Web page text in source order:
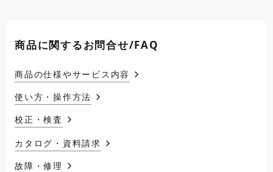
商品に関するお問合せ/FAQ
商品の仕様やサービス内容
使い方・操作方法
校正・検査
カタログ・資料請求
故障・修理